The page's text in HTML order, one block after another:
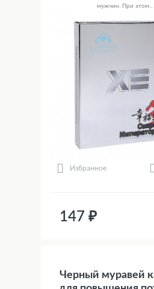
мужчин. При этом...
Избранное
147 ₽
Черный муравей